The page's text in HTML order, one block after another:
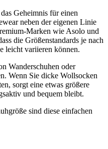
Geheimnis für einen
neben der eigenen Linie
Marken wie Asolo und
die Größenstandards je nach
leicht variieren können.
Wanderschuhen oder
Wenn Sie dicke Wollsocken
sorgt eine etwas größere
und bequem bleibt.
sind diese einfachen